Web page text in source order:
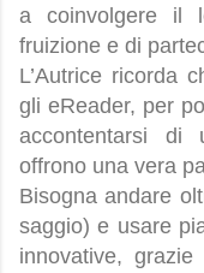
a coinvolgere il
fruizione e di
L’Autrice ricorda
gli eReader, per
accontentarsi di
offrono una vera
Bisogna andare
saggio) e usare
innovative,